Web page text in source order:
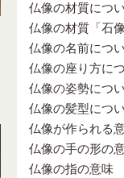
仏像の材質につ
仏像の材質「石
仏像の名前につ
仏像の座り方に
仏像の姿勢につ
仏像の髪型につ
仏像が作られる
仏像の手の形の
仏像の指の意味